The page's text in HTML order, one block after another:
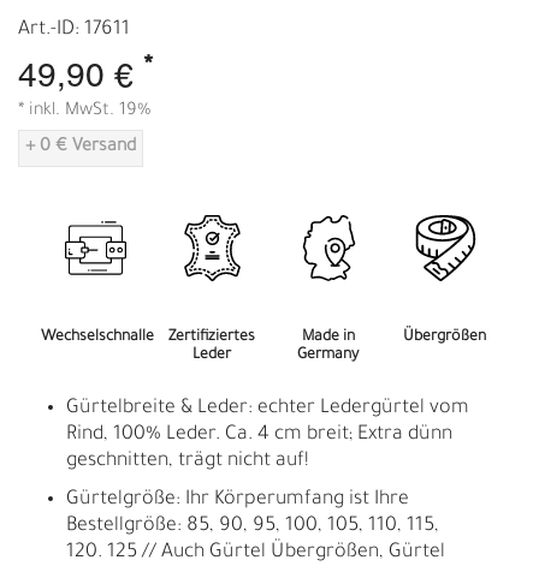
Art.-ID: 17611
49,90 € *
* inkl. MwSt. 19%
+ 0 € Versand
Wechselschnalle
Zertifiziertes
Leder
Made in
Germany
Übergrößen
Gürtelbreite & Leder: echter Ledergürtel vom
Rind, 100% Leder. Ca. 4 cm breit; Extra dünn
geschnitten, trägt nicht auf!
Gürtelgröße: Ihr Körperumfang ist Ihre
Bestellgröße: 85, 90, 95, 100, 105, 110, 115,
120. 125 // Auch Gürtel Übergrößen, Gürtel